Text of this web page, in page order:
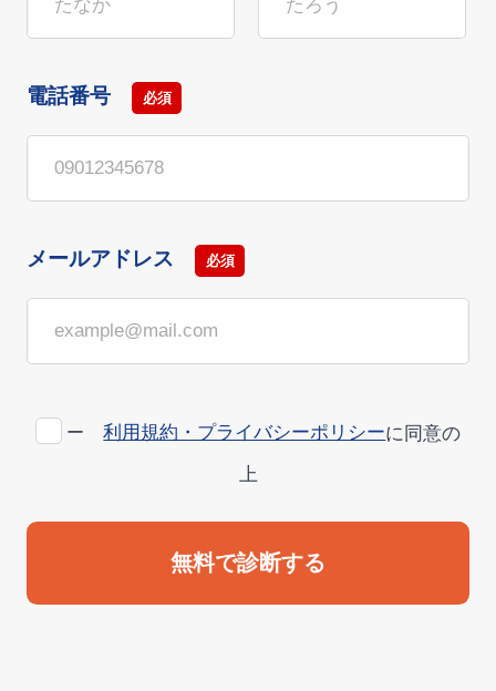
電話番号 必須
メールアドレス 必須
ー 利用規約・プライバシーポリシーに同意の
上